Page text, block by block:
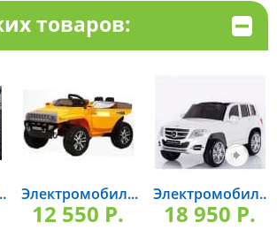
товаров:
Электромобил...
12 550 P.
Электромобил...
18 950 P.